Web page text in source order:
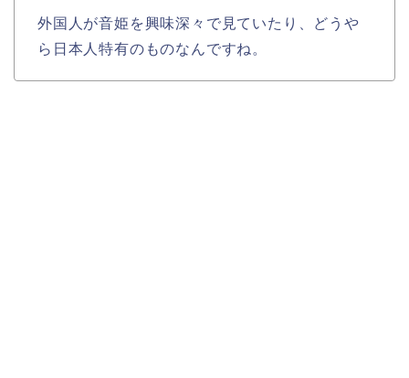
外国人が音姫を興味深々で見ていたり、どうや
ら日本人特有のものなんですね。